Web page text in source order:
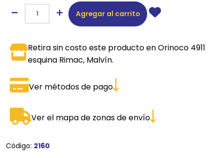
Agregar al carrito
Retira sin costo este producto en Orinoco 4911
esquina Rimac, Malvín.
Ver métodos de pago
Ver el mapa de zonas de envío
Código: 2160